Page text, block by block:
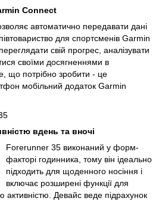
Connect
автоматично передавати дані
для спортсменів Garmin
свій прогрес, аналізувати
своїми досягненнями в
що потрібно зробити - це
мобільний додаток Garmin
вдень та вночі
Forerunner 35 виконаний у форм-
факторі годинника, тому він ідеально
підходить для щоденного носіння і
включає розширені функції для
Девайс веде підрахунок